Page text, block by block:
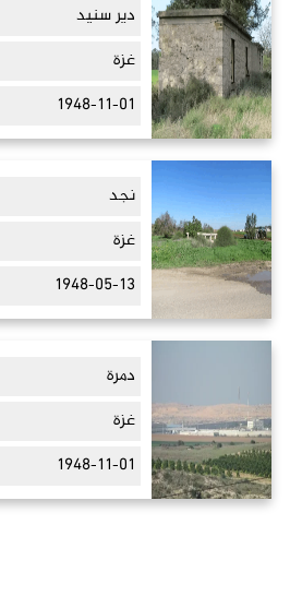
دير سنيد
غزة
1948-11-01
نجد
غزة
1948-05-13
دمرة
غزة
1948-11-01